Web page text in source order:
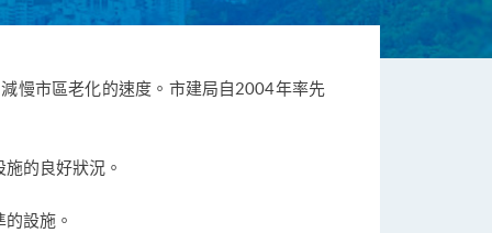
慢市區老化的速度。市建局自2004年率先
的良好狀況。
設施。